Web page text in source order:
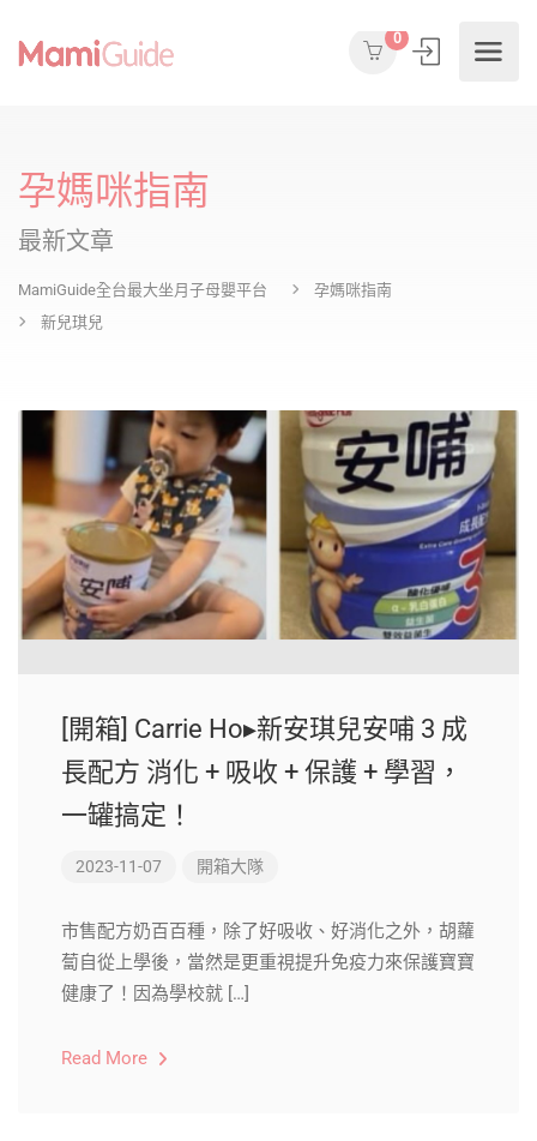
0
孕媽咪指南
最新文章
MamiGuide全台最大坐月子母嬰平台
孕媽咪指南
新兒琪兒
[開箱] Carrie Ho▸新安琪兒安哺 3 成
長配方 消化 + 吸收 + 保護 + 學習，
一罐搞定！
2023-11-07 開箱大隊
市售配方奶百百種，除了好吸收、好消化之外，胡蘿
蔔自從上學後，當然是更重視提升免疫力來保護寶寶
健康了！因為學校就 […]
Read More